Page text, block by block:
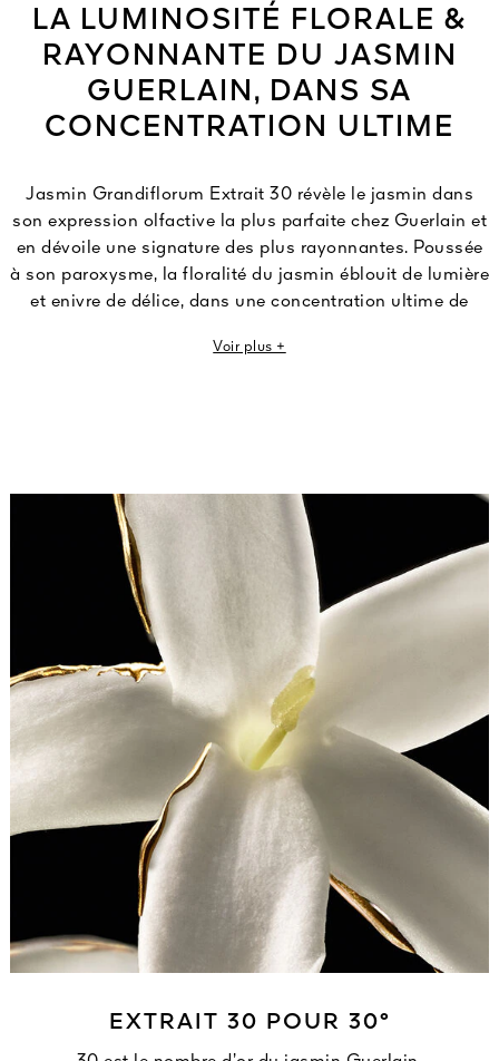
LA LUMINOSITÉ FLORALE &
RAYONNANTE DU JASMIN
GUERLAIN, DANS SA
CONCENTRATION ULTIME
Jasmin Grandiflorum Extrait 30 révèle le jasmin dans
son expression olfactive la plus parfaite chez Guerlain et
en dévoile une signature des plus rayonnantes. Poussée
à son paroxysme, la floralité du jasmin éblouit de lumière
et enivre de délice, dans une concentration ultime de
lumière deux procédés innovants : l’extraction CO2 et
l’extraction « micro liquide ».
Jasmin Grandiflorum Extrait 30 fait partie de la
collection d’extraits Les Extraits Signature qui incarne la
quintessence du sillage Guerlain. Rendant hommage à
l’alchimie de la Guerlinade – la signature emblématique
de la Maison – Les Extraits Signature mettent en lumière
chacune des six matières premières qui la composent et
en révèlent le nombre d’or.
Voir plus +
EXTRAIT 30 POUR 30°